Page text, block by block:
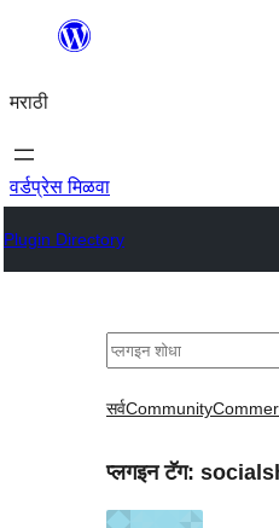
सामुग्रीवर
मराठी
वर्डप्रेस मिळवा
Plugin Directory
शोधा
सर्वCommunity
प्लगइन टॅग: